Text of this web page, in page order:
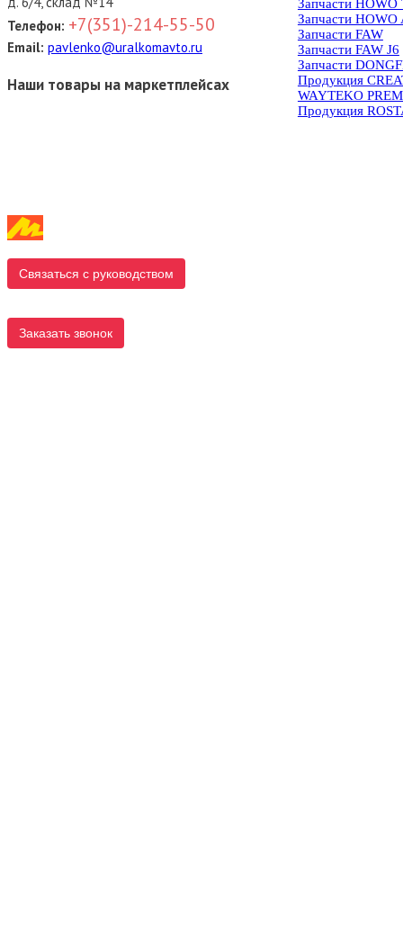
Телефон: +7(351)-214-55-50
Email: pavlenko@uralkomavto.ru
Наши товары на маркетплейсах
Связаться с руководством
Заказать звонок
Запчасти HOWO
Запчасти HOWO
Запчасти FAW
Запчасти FAW J6
Запчасти
Продукция
WAYTEKO
Продукция